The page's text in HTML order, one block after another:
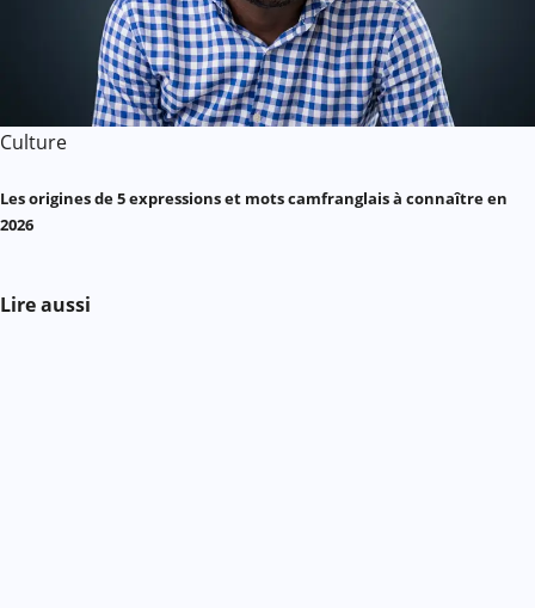
Culture
Les origines de 5 expressions et mots camfranglais à connaître en
2026
Lire aussi